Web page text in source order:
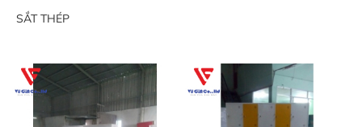
SẮT THÉP